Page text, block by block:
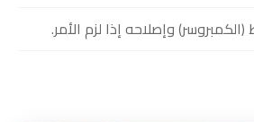
وإصلاحه إذا لزم الأمر.